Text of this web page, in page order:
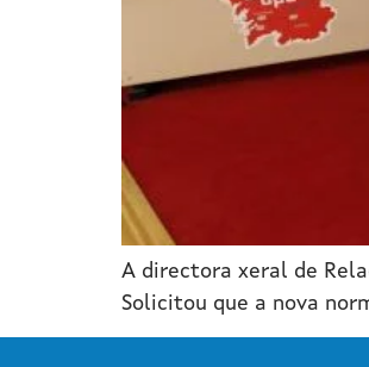
A directora xeral de
Solicitou que a nova